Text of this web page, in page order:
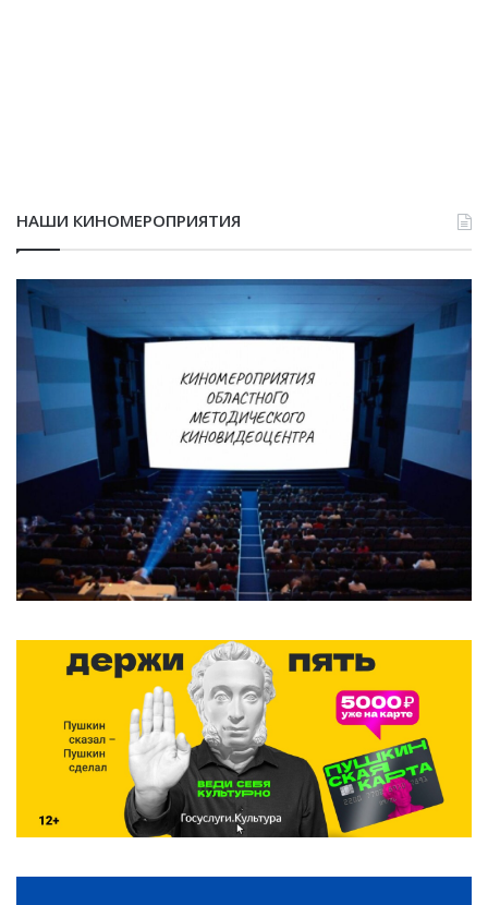
НАШИ КИНОМЕРОПРИЯТИЯ